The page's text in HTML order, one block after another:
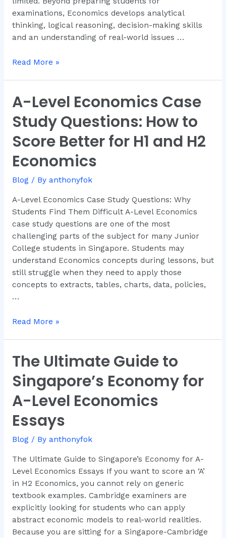
examinations, Economics develops analytical
thinking, logical reasoning, decision-making skills
and an understanding of real-world issues …
Singapore
Read More »
A-Level Economics Case
Study Questions: How to
Score Better for H1 and H2
Economics
Blog/ By anthonyfok
A-Level Economics Case Study Questions: Why
Students Find Them Difficult A-Level Economics
case study questions are one of the most
challenging parts of the subject for many Junior
College students in Singapore. Students may
understand Economics concepts during lessons, but
still struggle when they need to apply those
concepts to extracts, tables, charts, data, policies,
…
A-
Level
Economics
Case
Study
Questions:
to
Better
H1
and
Economics
Read More »
The Ultimate Guide to
Singapore’s Economy for
A-Level Economics
Essays
Blog/ By anthonyfok
The Ultimate Guide to Singapore’s Economy for A-
Level Economics Essays If you want to score an ‘A’
in H2 Economics, you cannot rely on generic
textbook examples. Cambridge examiners are
explicitly looking for students who can apply
abstract economic models to real-world realities.
Because you are sitting for a Singapore-Cambridge
The
Ultimate
Guide
to
Singapore’s
Economy
A-
Level
Economics
Essays